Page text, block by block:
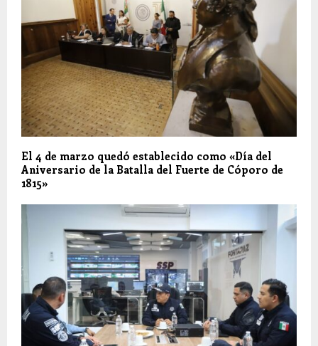
El 4 de marzo quedó establecido como «Día del
Aniversario de la Batalla del Fuerte de Cóporo de
1815»